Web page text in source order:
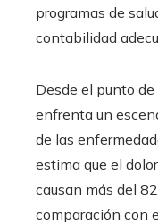
programas de
contabilidad
Desde el punto
enfrenta un
de las
estima que el
causan más del
comparación con